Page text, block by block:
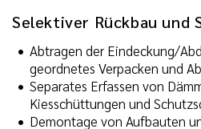
Selektiver Rückbau und
Abtragen der Eindeckung/
geordnetes Verpacken und
Separates Erfassen von
Kiesschüttungen und
Demontage von Aufbauten